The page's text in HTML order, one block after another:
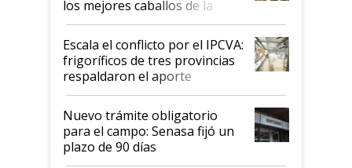
los mejores caballos de la
Argentina y los mitos que
todavía hacen sufrir a estos
animales: "Mientras me
descalificaban, yo seguí
haciendo currículum"
Escala el conflicto por el IPCVA:
frigoríficos de tres provincias
respaldaron el aporte
obligatorio
Nuevo trámite obligatorio
para el campo: Senasa fijó un
plazo de 90 días